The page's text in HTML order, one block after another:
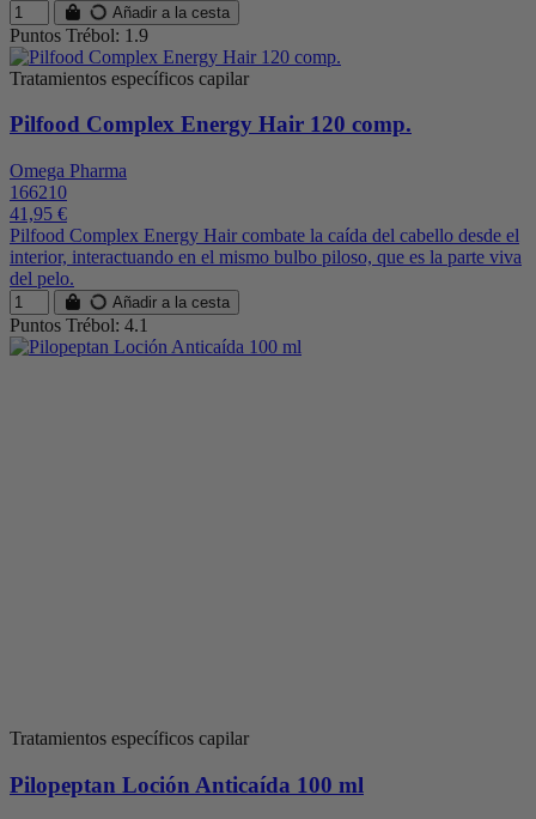
Añadir a la cesta
Puntos Trébol: 1.9
Tratamientos específicos capilar
Pilfood Complex Energy Hair 120 comp.
Omega Pharma
166210
41,95 €
Pilfood Complex Energy Hair combate la caída del cabello desde el
interior, interactuando en el mismo bulbo piloso, que es la parte viva
del pelo.
Añadir a la cesta
Puntos Trébol: 4.1
Tratamientos específicos capilar
Pilopeptan Loción Anticaída 100 ml